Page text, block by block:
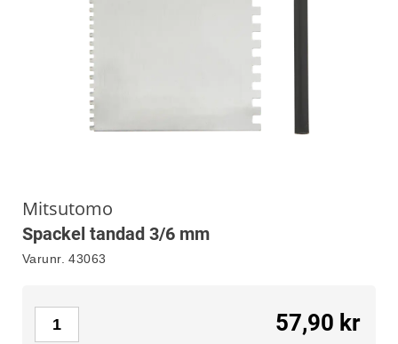
Mitsutomo
Spackel tandad 3/6 mm
Varunr. 43063
57,90 kr